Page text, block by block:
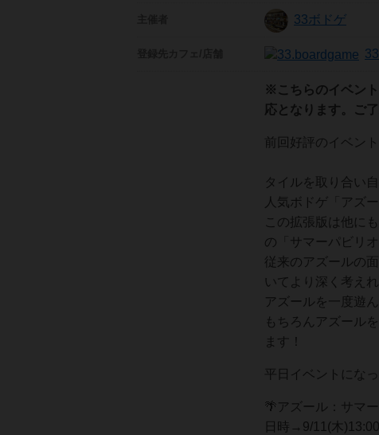
33ボドゲ
※こちらのイベン
応となります。ご
前回好評のイベン
タイルを取り合い
人気ボドゲ「アズ
この拡張版は他に
の「サマーパビリ
従来のアズールの
いてより深く考え
アズールを一度遊
もちろんアズール
ます！
平日イベントにな
🌴アズール：サマ
日時→9/11(木